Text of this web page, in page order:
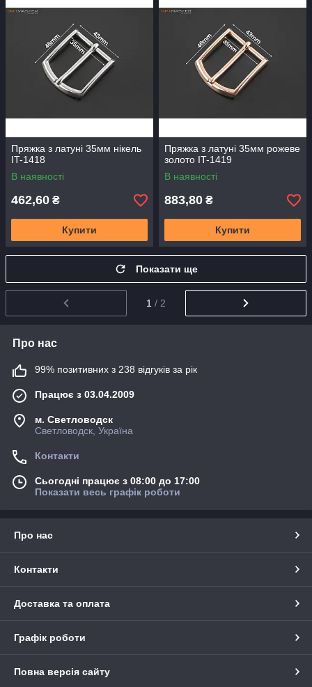
Пряжка з латуні 35мм нікель
IT-1418
В наявності
462,60 ₴
Купити
Пряжка з латуні 35мм рожеве
золото IT-1419
В наявності
883,80 ₴
Купити
Показати ще
1 / 2
Про нас
99% позитивних з 238 відгуків за рік
Працює з 03.04.2009
м. Светловодск
Светловодск, Україна
Контакти
Сьогодні працює з 08:00 до 17:00
Показати весь графік роботи
Про нас
Контакти
Доставка та оплата
Графік роботи
Повна версія сайту